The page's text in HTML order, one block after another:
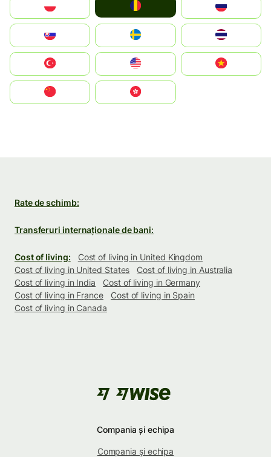
United States
中國香港特別行政區
Rate de schimb:
Transferuri internaționale de bani:
Cost of living:
Cost of living in United Kingdom
Cost of living in United States
Cost of living in Australia
Cost of living in India
Cost of living in Germany
Cost of living in France
Cost of living in Spain
Cost of living in Canada
Compania și echipa
Compania și echipa